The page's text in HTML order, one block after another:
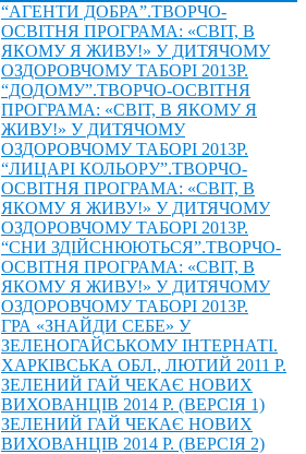
“АГЕНТИ ДОБРА”.ТВОРЧО-
ОСВІТНЯ ПРОГРАМА: «СВІТ, В
ЯКОМУ Я ЖИВУ!» У ДИТЯЧОМУ
ОЗДОРОВЧОМУ ТАБОРІ 2013Р.
“ДОДОМУ”.ТВОРЧО-ОСВІТНЯ
ПРОГРАМА: «СВІТ, В ЯКОМУ Я
ЖИВУ!» У ДИТЯЧОМУ
ОЗДОРОВЧОМУ ТАБОРІ 2013Р.
“ЛИЦАРІ КОЛЬОРУ”.ТВОРЧО-
ОСВІТНЯ ПРОГРАМА: «СВІТ, В
ЯКОМУ Я ЖИВУ!» У ДИТЯЧОМУ
ОЗДОРОВЧОМУ ТАБОРІ 2013Р.
“СНИ ЗДІЙСНЮЮТЬСЯ”.ТВОРЧО-
ОСВІТНЯ ПРОГРАМА: «СВІТ, В
ЯКОМУ Я ЖИВУ!» У ДИТЯЧОМУ
ОЗДОРОВЧОМУ ТАБОРІ 2013Р.
ГРА «ЗНАЙДИ СЕБЕ» У
ЗЕЛЕНОГАЙСЬКОМУ ІНТЕРНАТІ.
ХАРКІВСЬКА ОБЛ., ЛЮТИЙ 2011 Р.
ЗЕЛЕНИЙ ГАЙ ЧЕКАЄ НОВИХ
ВИХОВАНЦІВ 2014 Р. (ВЕРСІЯ 1)
ЗЕЛЕНИЙ ГАЙ ЧЕКАЄ НОВИХ
ВИХОВАНЦІВ 2014 Р. (ВЕРСІЯ 2)